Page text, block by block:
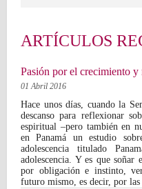
ARTÍCULOS
Pasión por el crecimiento y
01 Abril 2016
Hace unos días, cuando la
descanso para reflexionar
espiritual –pero también en
en Panamá un estudio
adolescencia titulado
adolescencia. Y es que soñar
por obligación e instinto,
futuro mismo, es decir, por las